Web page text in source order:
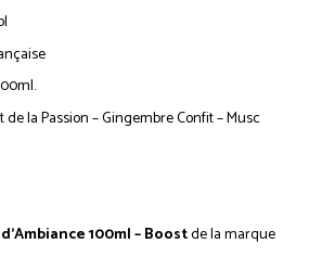
la Passion – Gingembre Confit – Musc
100ml – Boostde la marque